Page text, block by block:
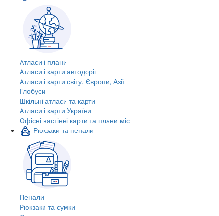
Атласи і плани
Атласи і карти автодоріг
Атласи і карти світу, Європи, Азії
Глобуси
Шкільні атласи та карти
Атласи і карти України
Офісні настінні карти та плани міст
Рюкзаки та пенали
Пенали
Рюкзаки та сумки